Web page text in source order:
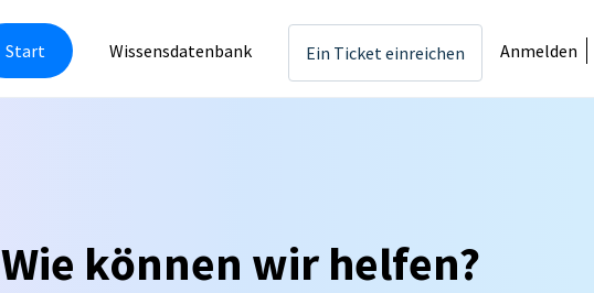
Start
Wissensdatenbank Ein Ticket einreichen Anmelden
Wie können wir helfen?